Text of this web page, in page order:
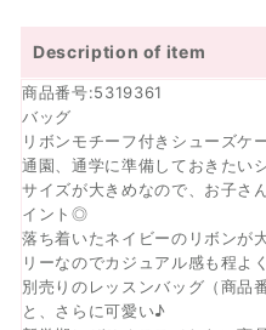
Description of item
商品番号:5319361
バッグ
リボンモチーフ付きシューズケー
通園、通学に準備しておきたい
サイズが大きめなので、お子さ
イント◎
落ち着いたネイビーのリボンが
リーなのでカジュアル感も程よ
別売りのレッスンバッグ（商品
と、さらに可愛い♪